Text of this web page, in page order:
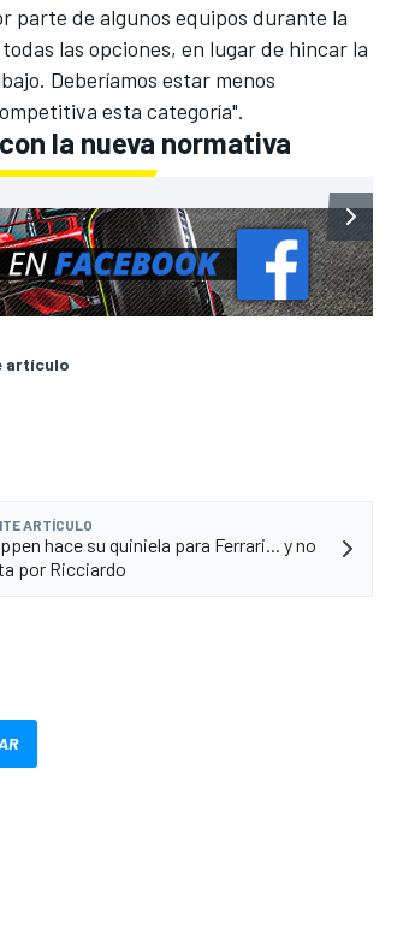
parte de algunos equipos durante la
las opciones, en lugar de hincar la
Deberíamos estar menos
esta categoría".
la nueva normativa
artículo
ARTÍCULO
hace su quiniela para Ferrari... y no
por Ricciardo